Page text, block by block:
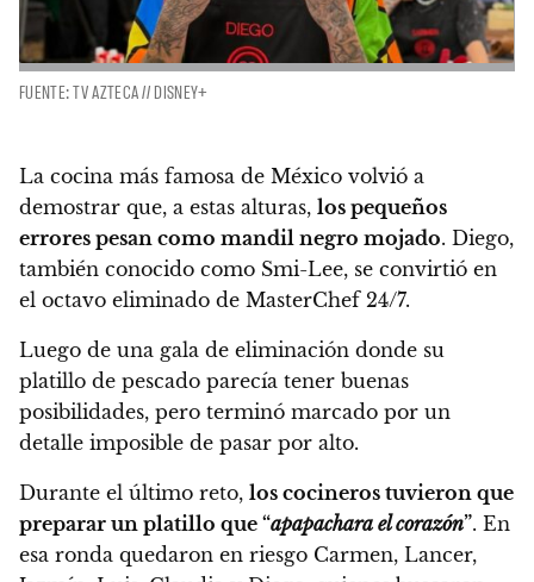
FUENTE: TV AZTECA // DISNEY+
La cocina más famosa de México volvió a
demostrar que, a estas alturas, los pequeños
errores pesan como mandil negro mojado. Diego,
también conocido como Smi-Lee, se convirtió en
el octavo eliminado de MasterChef 24/7.
Luego de una gala de eliminación donde su
platillo de pescado parecía tener buenas
posibilidades, pero terminó marcado por un
detalle imposible de pasar por alto.
Durante el último reto, los cocineros tuvieron que
preparar un platillo que “apapachara el corazón”. En
esa ronda quedaron en riesgo Carmen, Lancer,